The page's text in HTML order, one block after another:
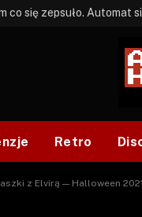
Retro
z Elvirą — Halloween 2021